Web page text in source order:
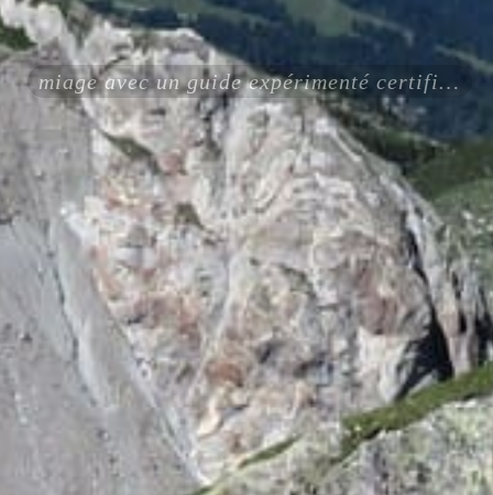
miage avec un guide expérimenté certifié ENSA UIAGM